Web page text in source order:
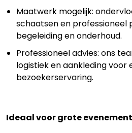
Maatwerk mogelijk:
schaatsen en professioneel
begeleiding en onderhoud.
Professioneel advies: ons
logistiek en aankleding voor
bezoekerservaring.
Ideaal voor grote